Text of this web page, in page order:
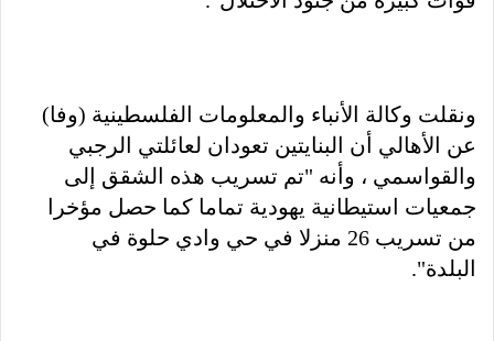
ونقلت وكالة الأنباء والمعلومات الفلسطينية (وفا)
عن الأهالي أن البنايتين تعودان لعائلتي الرجبي
والقواسمي ، وأنه "تم تسريب هذه الشقق إلى
جمعيات استيطانية يهودية تماما كما حصل مؤخرا
من تسريب 26 منزلا في حي وادي حلوة في
البلدة".